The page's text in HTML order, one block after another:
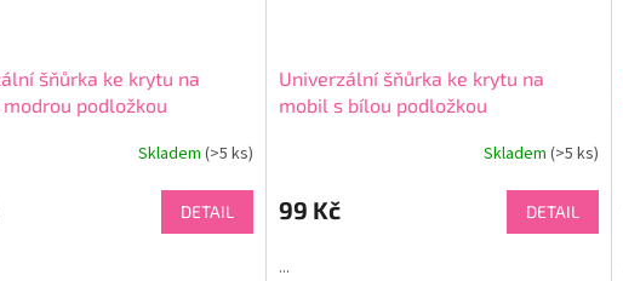
šňůrka ke krytu na
podložkou
Skladem(>5 ks)
DETAIL
Univerzální šňůrka ke krytu na
mobil s bílou podložkou
Skladem (>5 ks)
99 Kč DETAIL
...